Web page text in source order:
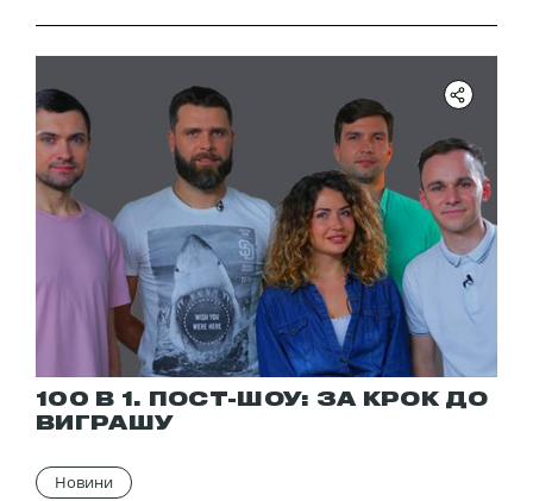
100 В 1. ПОСТ-ШОУ: ЗА КРОК ДО
ВИГРАШУ
Новини